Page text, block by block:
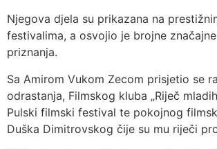
Njegova djela su prikazana na
festivalima, a osvojio je brojne
priznanja.
Sa Amirom Vukom Zecom prisjetio se
odrastanja, Filmskog kluba „Riječ
Pulski filmski festival te pokojnog
Duška Dimitrovskog čije su mu riječi